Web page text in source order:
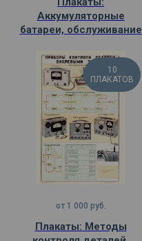
Аккумуляторные
батареи, обслуживание
10
ПЛАКАТОВ
от 1 000 руб.
Плакаты: Методы